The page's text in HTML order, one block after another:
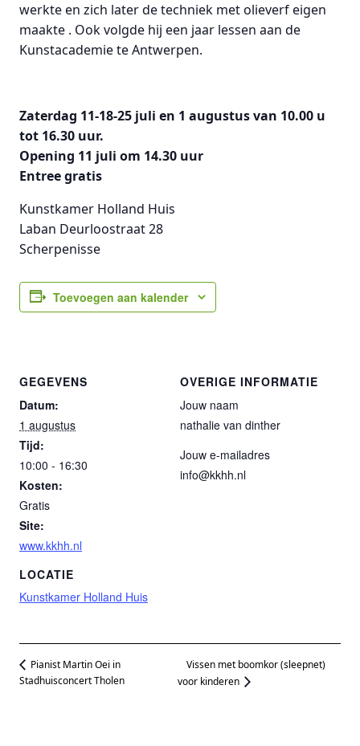
werkte en zich later de techniek met olieverf eigen
maakte . Ook volgde hij een jaar lessen aan de
Kunstacademie te Antwerpen.
Zaterdag 11-18-25 juli en 1 augustus van 10.00 u
tot 16.30 uur.
Opening 11 juli om 14.30 uur
Entree gratis
Kunstkamer Holland Huis
Laban Deurloostraat 28
Scherpenisse
Toevoegen aan kalender
GEGEVENS
Datum:
1 augustus
Tijd:
10:00 - 16:30
Kosten:
Gratis
Site:
www.kkhh.nl
LOCATIE
Kunstkamer Holland Huis
OVERIGE INFORMATIE
Jouw naam
nathalie van dinther
Jouw e-mailadres
info@kkhh.nl
Pianist Martin Oei in
Stadhuisconcert Tholen
Vissen met boomkor (sleepnet)
voor kinderen